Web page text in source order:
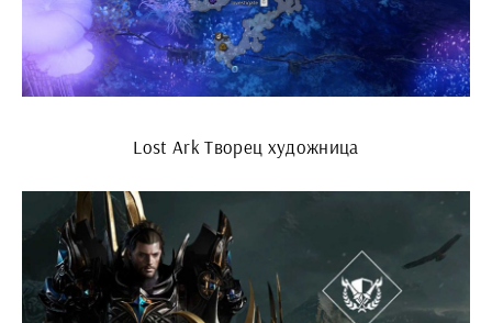
Lost Ark Творец художница